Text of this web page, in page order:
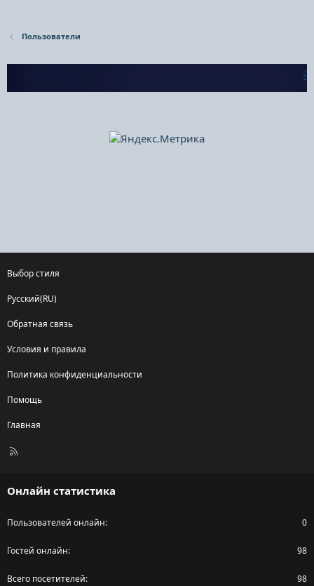
Пользователи
Выбор стиля
Русский(RU)
Обратная связь
Условия и правила
Политика конфиденциальности
Помощь
Главная
R
Онлайн статистика
Пользователей онлайн 0
Гостей онлайн 98
Всего посетителей 98